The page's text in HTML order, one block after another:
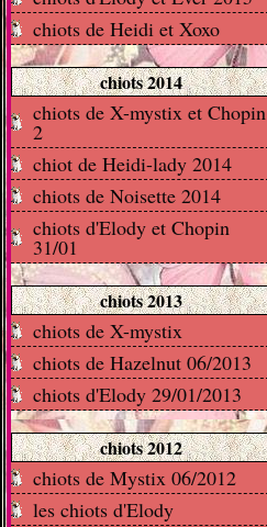
chiots de Heidi et Xoxo
chiots 2014
chiots de X-mystix et Chopin
2
chiot de Heidi-lady 2014
chiots de Noisette 2014
chiots d'Elody et Chopin
31/01
chiots 2013
chiots de X-mystix
chiots de Hazelnut 06/2013
chiots d'Elody 29/01/2013
chiots 2012
chiots de Mystix 06/2012
les chiots d'Elody